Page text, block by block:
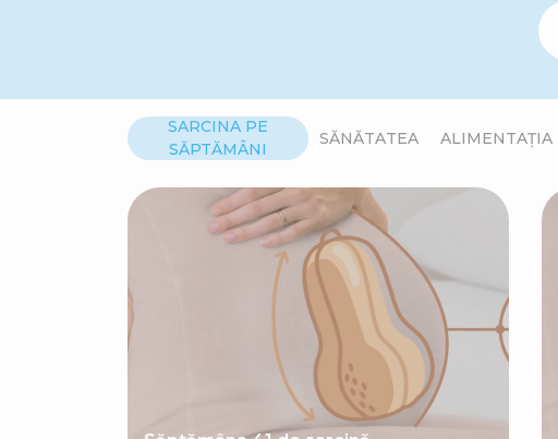
SARCINA PE
SĂPTĂMÂNI
SĂNĂTATEA ALIMENTAȚIA